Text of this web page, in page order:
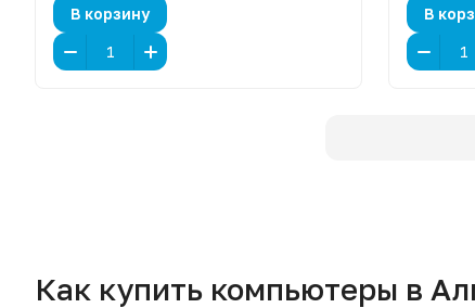
В корзину В
Как купить компьютеры в